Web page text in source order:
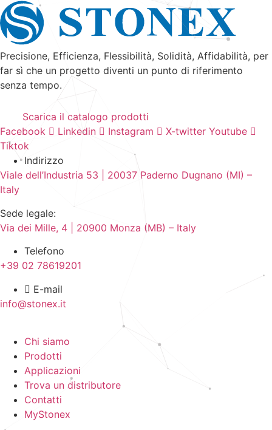
Precisione, Efficienza, Flessibilità, Solidità, Affidabilità, per
far sì che un progetto diventi un punto di riferimento
senza tempo.
Scarica il catalogo prodotti
Facebook
Linkedin Instagram X-twitter Youtube
Tiktok
Indirizzo
Viale dell’Industria 53 | 20037 Paderno Dugnano (MI) –
Italy
Sede legale:
Via dei Mille, 4 | 20900 Monza (MB) – Italy
Telefono
+39 02 78619201
E-mail
info@stonex.it
Chi siamo
Prodotti
Applicazioni
Trova un distributore
Contatti
MyStonex